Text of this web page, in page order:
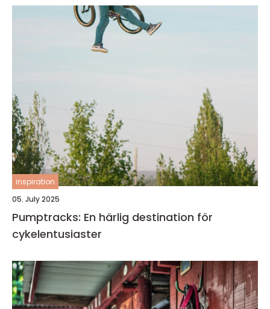
inspiration
05. July 2025
Pumptracks: En härlig destination för
cykelentusiaster